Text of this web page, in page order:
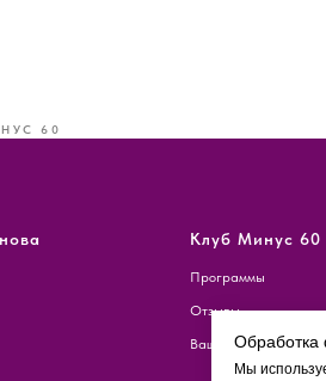
60
Обработка
Мы
Клуб Минус 60
Программы
Отзывы
Ваш личный кабинет